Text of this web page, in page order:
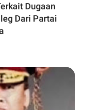
Dugaan
Dari Partai